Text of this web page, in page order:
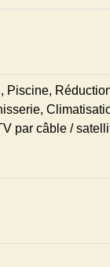
Piscine,
par câble /